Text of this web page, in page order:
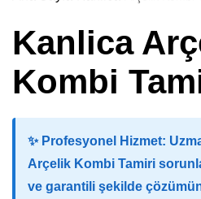
Kanlica
Kombi
✨ Profesyonel Hizmet:
Arçelik Kombi Tamiri
ve garantili şekilde